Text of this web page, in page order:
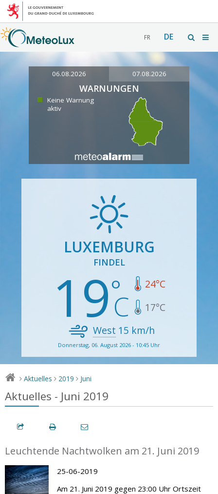
FR DE
06.08.2026 07.08.2026
WARNUNGEN
Keine Warnung
aktiv
LUXEMBURG
FINDEL
19 24°C
17°C
West 15 km/h
Donnerstag, 06. August 2026 - 10:45 Uhr
> Aktuelles > 2019 > Juni
Aktuelles - Juni 2019
Leuchtende Nachtwolken am 21. Juni 2019
25-06-2019
Am 21. Juni 2019 gegen 23:00 Uhr Ortszeit